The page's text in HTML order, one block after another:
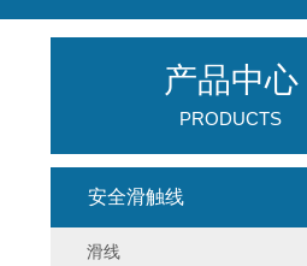
产品中心
PRODUCTS
安全滑触线
滑线